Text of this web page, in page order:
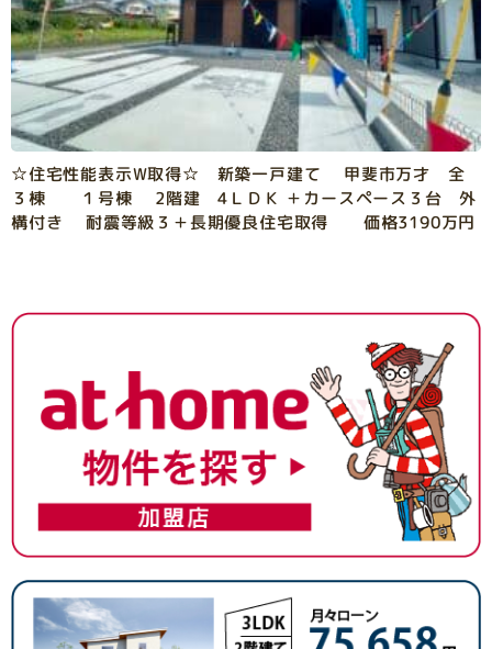
☆住宅性能表示W取得☆ 新築一戸建て 甲斐市万才 全
３棟 １号棟 2階建 4ＬＤＫ ＋カースペース３台 外
構付き 耐震等級３＋長期優良住宅取得 価格3190万円